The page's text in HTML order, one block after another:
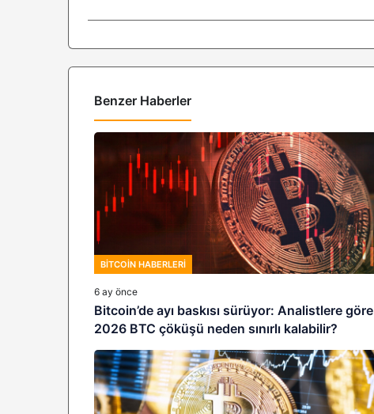
Benzer Haberler
BITCOIN HABERLERI
6 ay önce
Bitcoin’de ayı baskısı sürüyor: Analistlere göre
2026 BTC çöküşü neden sınırlı kalabilir?